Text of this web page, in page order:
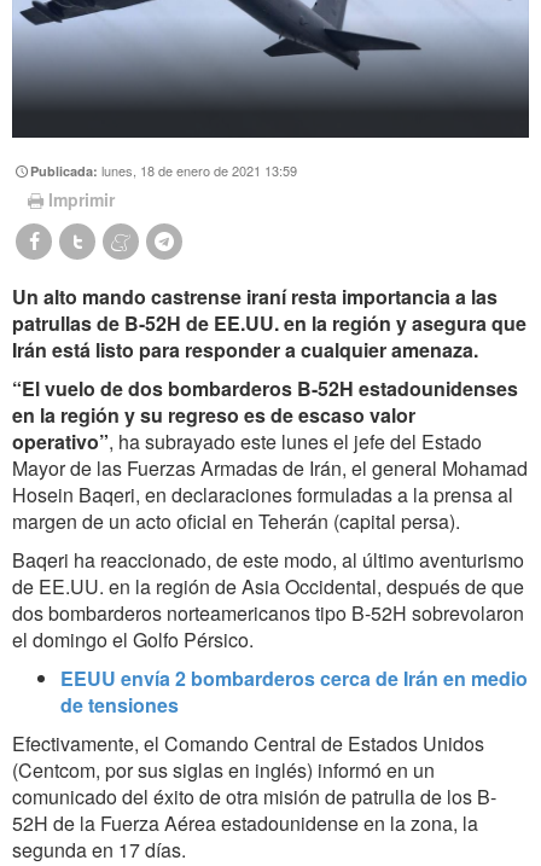
Publicada:lunes, 18 de enero de 2021 13:59
Imprimir
Un alto mando castrense iraní resta importancia a las
patrullas de B-52H de EE.UU. en la región y asegura que
Irán está listo para responder a cualquier amenaza.
“El vuelo de dos bombarderos B-52H estadounidenses
en la región y su regreso es de escaso valor
operativo”, ha subrayado este lunes el jefe del Estado
Mayor de las Fuerzas Armadas de Irán, el general Mohamad
Hosein Baqeri, en declaraciones formuladas a la prensa al
margen de un acto oficial en Teherán (capital persa).
Baqeri ha reaccionado, de este modo, al último aventurismo
de EE.UU. en la región de Asia Occidental, después de que
dos bombarderos norteamericanos tipo B-52H sobrevolaron
el domingo el Golfo Pérsico.
EEUU envía 2 bombarderos cerca de Irán en medio
de tensiones
Efectivamente, el Comando Central de Estados Unidos
(Centcom, por sus siglas en inglés) informó en un
comunicado del éxito de otra misión de patrulla de los B-
52H‌ de la Fuerza Aérea estadounidense en la zona, la
segunda en 17 días.